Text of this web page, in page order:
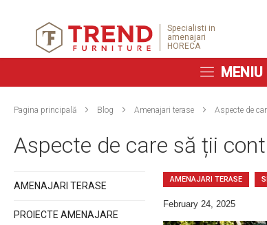
Specialisti in
amenajari
HORECA
MENIU
Pagina principală Blog Amenajari terase Aspecte de
Aspecte de care să ții
AMENAJARI TERASE
February 24, 2025
AMENAJARI TERASE
PROIECTE AMENAJARE